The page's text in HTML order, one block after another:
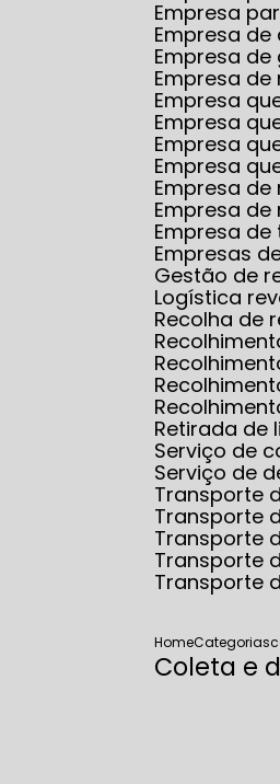
Empresa
Empresa
Empresa
Empresa
Empresa
Empresa
Empresa
Empresa
Empresa
Empresa
Empresa
Empresas
Gestão de
Logística
Recolha de
Retirada
Serviço de
Serviço de
Transporte
Transporte
Transporte
Transporte
Transporte
HomeCategorias
Coleta e